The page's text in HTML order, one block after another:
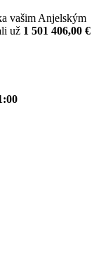
vašim Anjelským
už 1 501 406,00 €